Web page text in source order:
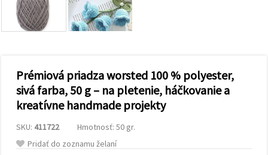
reklamu, aj
s pomocou
našich
partnerov
Môžete
súhlasiť s
používaním
všetkých
cookie
kliknutím
na "Prijať
všetky!"
Prémiová priadza worsted 100 % polyester,
sivá farba, 50 g – na pletenie, háčkovanie a
kreatívne handmade projekty
SKU: 411722
Hmotnosť: 50 gr.
Pridať do zoznamu želaní